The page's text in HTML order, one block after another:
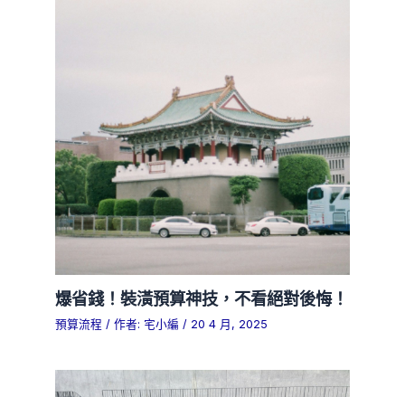
爆省錢！裝潢預算神技，不看絕對後悔！
預算流程 / 作者: 宅小編 / 20 4 月, 2025